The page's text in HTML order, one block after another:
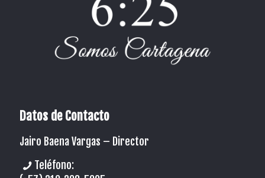
Datos de Contacto
Jairo Baena Vargas – Director
Teléfono: